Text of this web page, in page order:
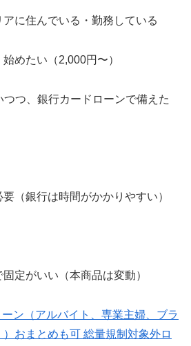
アに住んでいる・勤務している
めたい（2,000円〜）
つつ、銀行カードローンで備えた
（銀行は時間がかかりやすい）
定がいい（本商品は変動）
ン（アルバイト、専業主婦、ブラ
おまとめも可 総量規制対象外ロ